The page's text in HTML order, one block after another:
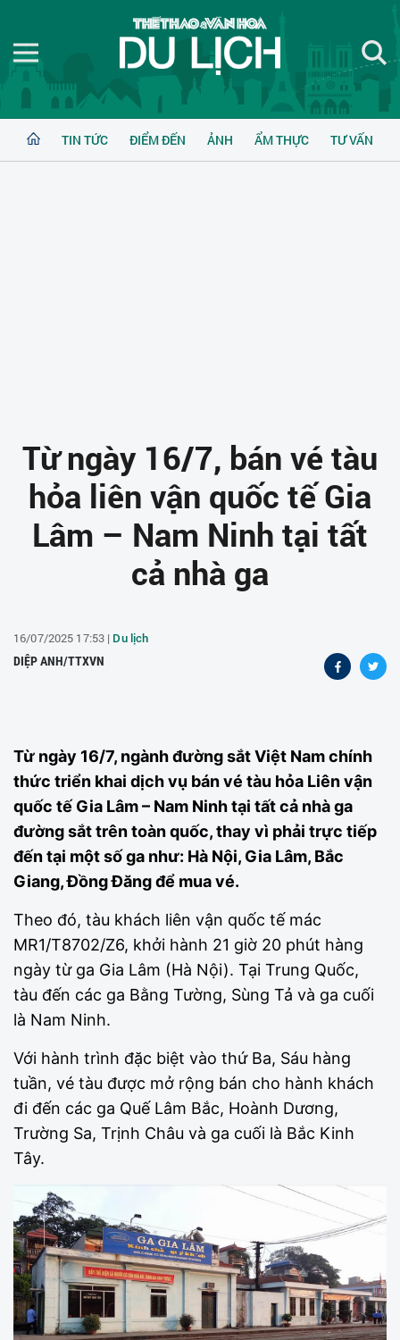
TIN TỨC ĐIỂM ĐẾN ẢNH ẨM THỰC TƯ VẤN
Từ ngày 16/7, bán vé tàu
hỏa liên vận quốc tế Gia
Lâm – Nam Ninh tại tất
cả nhà ga
16/07/2025 17:53 | Du lịch
DIỆP ANH/TTXVN
Từ ngày 16/7, ngành đường sắt Việt Nam chính
thức triển khai dịch vụ bán vé tàu hỏa Liên vận
quốc tế Gia Lâm – Nam Ninh tại tất cả nhà ga
đường sắt trên toàn quốc, thay vì phải trực tiếp
đến tại một số ga như: Hà Nội, Gia Lâm, Bắc
Giang, Đồng Đăng để mua vé.
Theo đó, tàu khách liên vận quốc tế mác
MR1/T8702/Z6, khởi hành 21 giờ 20 phút hàng
ngày từ ga Gia Lâm (Hà Nội). Tại Trung Quốc,
tàu đến các ga Bằng Tường, Sùng Tả và ga cuối
là Nam Ninh.
Với hành trình đặc biệt vào thứ Ba, Sáu hàng
tuần, vé tàu được mở rộng bán cho hành khách
đi đến các ga Quế Lâm Bắc, Hoành Dương,
Trường Sa, Trịnh Châu và ga cuối là Bắc Kinh
Tây.